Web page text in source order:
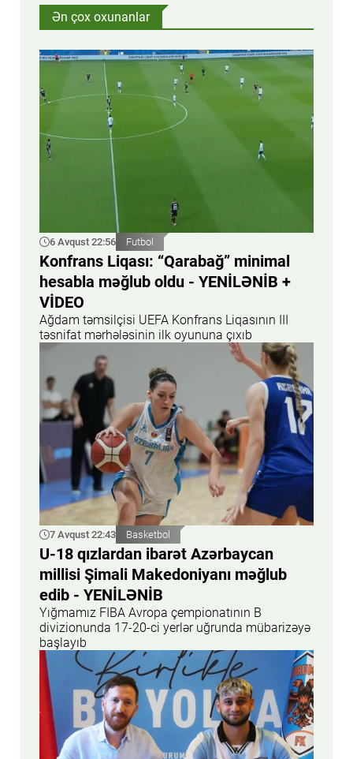
Ən çox oxunanlar
6 Avqust 22:56 Futbol
Konfrans Liqası: “Qarabağ” minimal
hesabla məğlub oldu - YENİLƏNİB +
VİDEO
Ağdam təmsilçisi UEFA Konfrans Liqasının III
təsnifat mərhələsinin ilk oyununa çıxıb
7 Avqust 22:43 Basketbol
U-18 qızlardan ibarət Azərbaycan
millisi Şimali Makedoniyanı məğlub
edib - YENİLƏNİB
Yığmamız FIBA Avropa çempionatının B
divizionunda 17-20-ci yerlər uğrunda mübarizəyə
başlayıb